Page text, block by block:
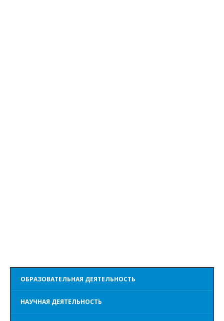
ОБРАЗОВАТЕЛЬНАЯ ДЕЯТЕЛЬНОСТЬ
НАУЧНАЯ ДЕЯТЕЛЬНОСТЬ